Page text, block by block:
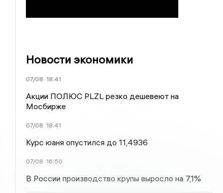
Новости экономики
07/08 18:41
Акции ПОЛЮС PLZL резко дешевеют на
Мосбирже
07/08 18:41
Курс юаня опустился до 11,4936
07/08 16:50
В России производство крупы выросло на 7,1%